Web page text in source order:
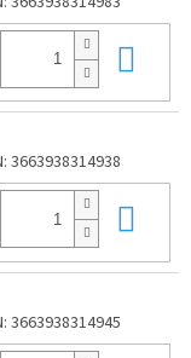
3663938314938
3663938314945